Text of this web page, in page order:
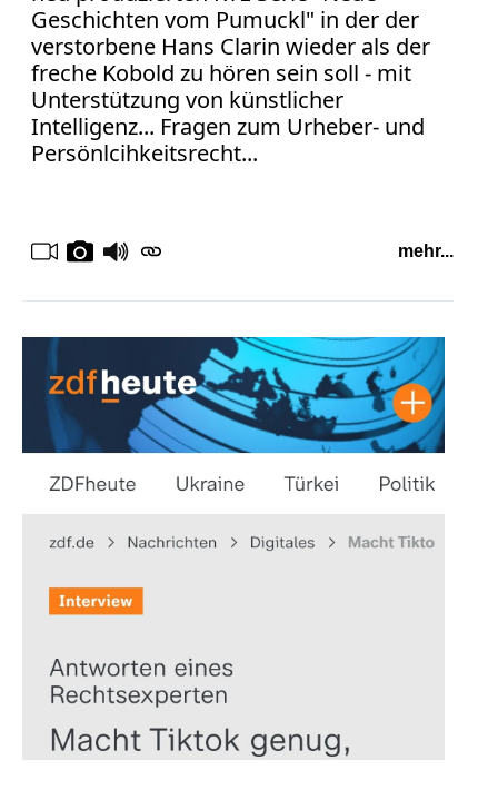
Geschichten vom Pumuckl" in der der
verstorbene Hans Clarin wieder als der
freche Kobold zu hören sein soll - mit
Unterstützung von künstlicher
Intelligenz... Fragen zum Urheber- und
Persönlcihkeitsrecht...
mehr...